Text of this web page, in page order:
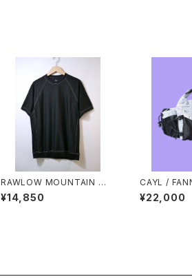
RAWLOW MOUNTAIN WO
RKS / DAD LITE CREW
¥14,850
CAYL /
alley
odel）
¥22,000